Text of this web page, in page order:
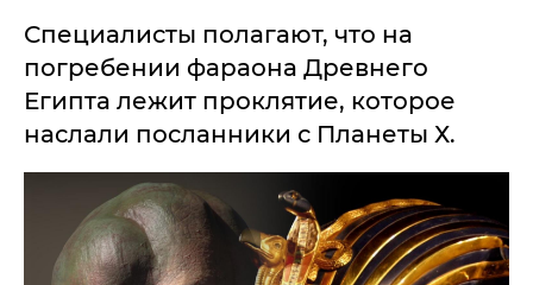
Специалисты полагают, что на
погребении фараона Древнего
Египта лежит проклятие, которое
наслали посланники с Планеты Х.